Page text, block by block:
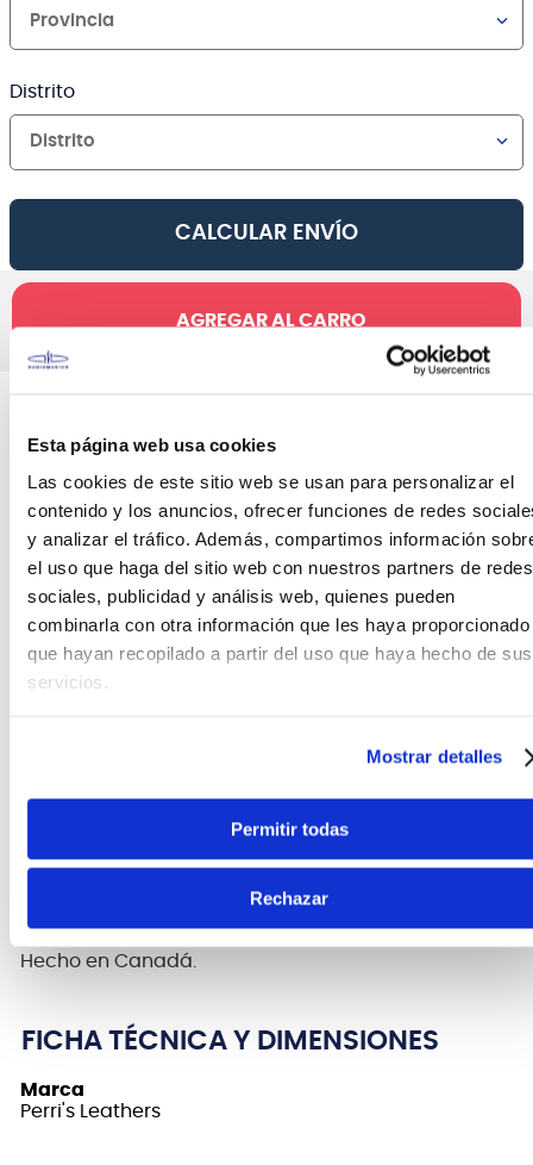
Esta página web usa cookies
Las cookies de este sitio web se usan para personalizar el
contenido y los anuncios, ofrecer funciones de redes
y analizar el tráfico. Además, compartimos información
el uso que haga del sitio web con nuestros partners de redes
sociales, publicidad y análisis web, quienes pueden
combinarla con otra información que les haya proporcionado
que hayan recopilado a partir del uso que haya hecho de sus
servicios.
Mostrar detalles
Permitir todas
Rechazar
Provincia
Distrito
Distrito
CALCULAR ENVÍO
AGREGAR AL CARRO
Canales de venta y asesoría
CARACTERÍSTICAS DEL PRODUCTO
CORREA GUITARRA THE BEATLES PERRIS LEATHERS La
correa de la guitarra: No es solo un accesorio de
roll. La correa te conecta con el corazón de tu
Leathers aporta a cada uno de sus productos.
Diseño de transferencia de calor de 2 en cinta de
poliéster The Beatles "Abbey Road" en ambos lados
y extremos de cuero genuino. Ajustable de 39 a 58.
Hecho en Canadá.
FICHA TÉCNICA Y DIMENSIONES
Marca
Perri's Leathers